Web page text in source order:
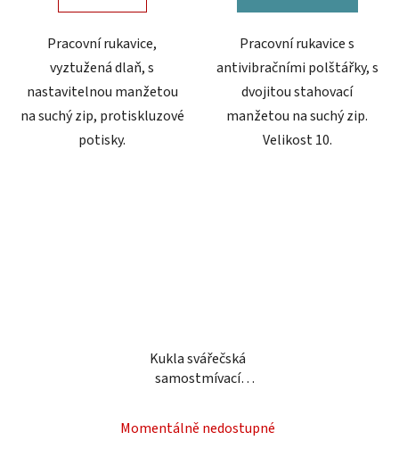
Pracovní rukavice,
vyztužená dlaň, s
nastavitelnou manžetou
na suchý zip, protiskluzové
potisky.
Pracovní rukavice s
antivibračními polštářky, s
dvojitou stahovací
manžetou na suchý zip.
Velikost 10.
Kukla svářečská
samostmívací
Momentálně nedostupné